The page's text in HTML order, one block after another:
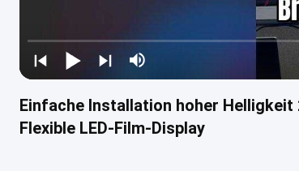
Einfache Installation hoher
Flexible LED-Film-Display